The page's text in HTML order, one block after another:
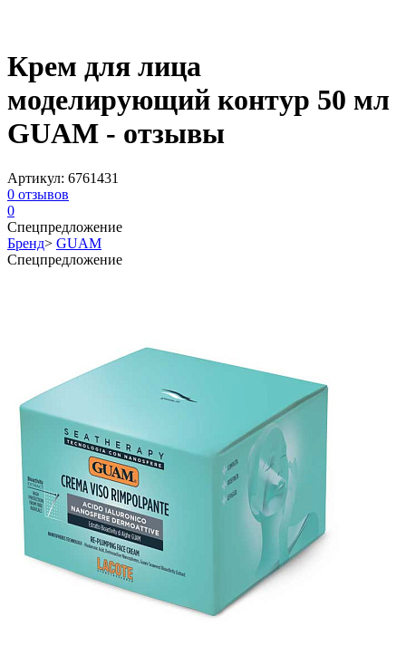
Крем для лица
моделирующий контур 50 мл
GUAM - отзывы
Артикул: 6761431
0 отзывов
0
Спецпредложение
Бренд> GUAM
Спецпредложение